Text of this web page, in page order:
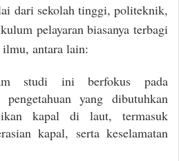
dari sekolah tinggi, politeknik,
pelayaran biasanya terbagi
antara lain:
studi ini berfokus pada
yang dibutuhkan
kapal di laut, termasuk
kapal, serta keselamatan